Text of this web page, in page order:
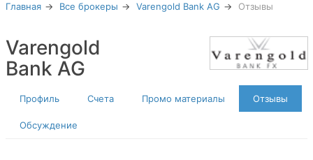
Главная Все брокеры Varengold Bank AG Отзывы
Varengold
Bank AG
Профиль Счета Промо материалы Отзывы
Обсуждение